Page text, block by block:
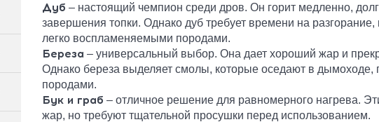
Дуб – настоящий чемпион среди дров. Он горит медленно,
завершения топки. Однако дуб требует времени на
легко воспламеняемыми породами.
Береза – универсальный выбор. Она дает хороший жар и
Однако береза выделяет смолы, которые оседают в дымоходе,
породами.
Бук и граб – отличное решение для равномерного нагрева.
жар, но требуют тщательной просушки перед использованием.